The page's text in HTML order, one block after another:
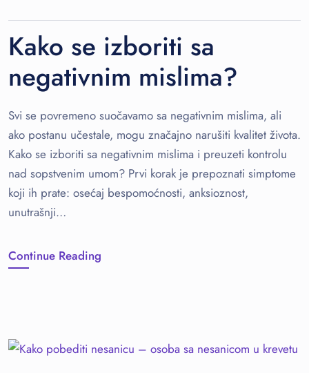
Kako se izboriti sa
negativnim mislima?
Svi se povremeno suočavamo sa negativnim mislima, ali
ako postanu učestale, mogu značajno narušiti kvalitet života.
Kako se izboriti sa negativnim mislima i preuzeti kontrolu
nad sopstvenim umom? Prvi korak je prepoznati simptome
koji ih prate: osećaj bespomoćnosti, anksioznost,
unutrašnji…
Continue Reading